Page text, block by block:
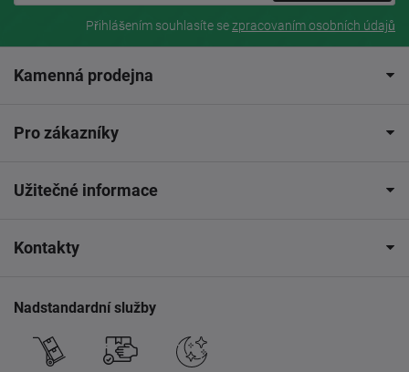
Přihlášením souhlasíte sezpracovaním osobních údajů
Kamenná prodejna
Pro zákazníky
Užitečné informace
Kontakty
Nadstandardní služby